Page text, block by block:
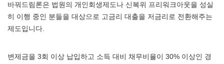
바꿔드림론은 법원의 개인회생제도나 신복위 프리워크아웃을 성실
히 이행 중인 분들을 대상으로 고금리 대출을 저금리로 전환해주는
제도입니다.
변제금을 3회 이상 납입하고 소득 대비 채무비율이 30% 이상인 경